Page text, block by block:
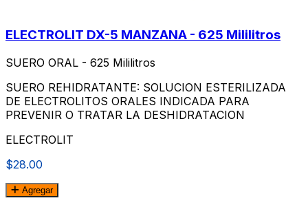
ELECTROLIT DX-5 MANZANA - 625 Mililitros
SUERO ORAL - 625 Mililitros
SUERO REHIDRATANTE: SOLUCION ESTERILIZADA
DE ELECTROLITOS ORALES INDICADA PARA
PREVENIR O TRATAR LA DESHIDRATACION
ELECTROLIT
$28.00
Agregar